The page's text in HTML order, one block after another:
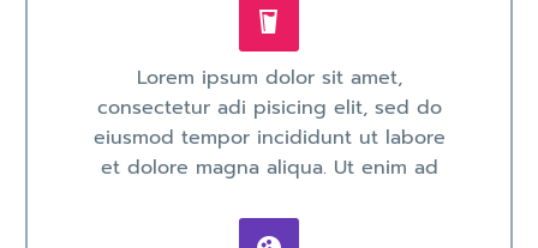


Lorem ipsum dolor sit amet,
consectetur adi pisicing elit, sed do
eiusmod tempor incididunt ut labore
et dolore magna aliqua. Ut enim ad